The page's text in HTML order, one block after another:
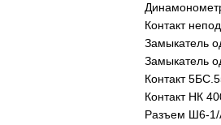
Контакт
Замыкатель
Замыкатель
Контакт
Контакт НК
Разъем Ш6-1/